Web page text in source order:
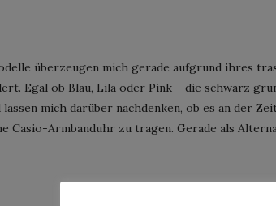
überzeugen mich gerade aufgrund ihres
Egal ob Blau, Lila oder Pink – die schwarz
mich darüber nachdenken, ob es an der
Casio-Armbanduhr zu tragen. Gerade als